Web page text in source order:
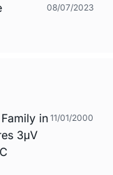
08/07/2023
in
3μV
11/01/2000